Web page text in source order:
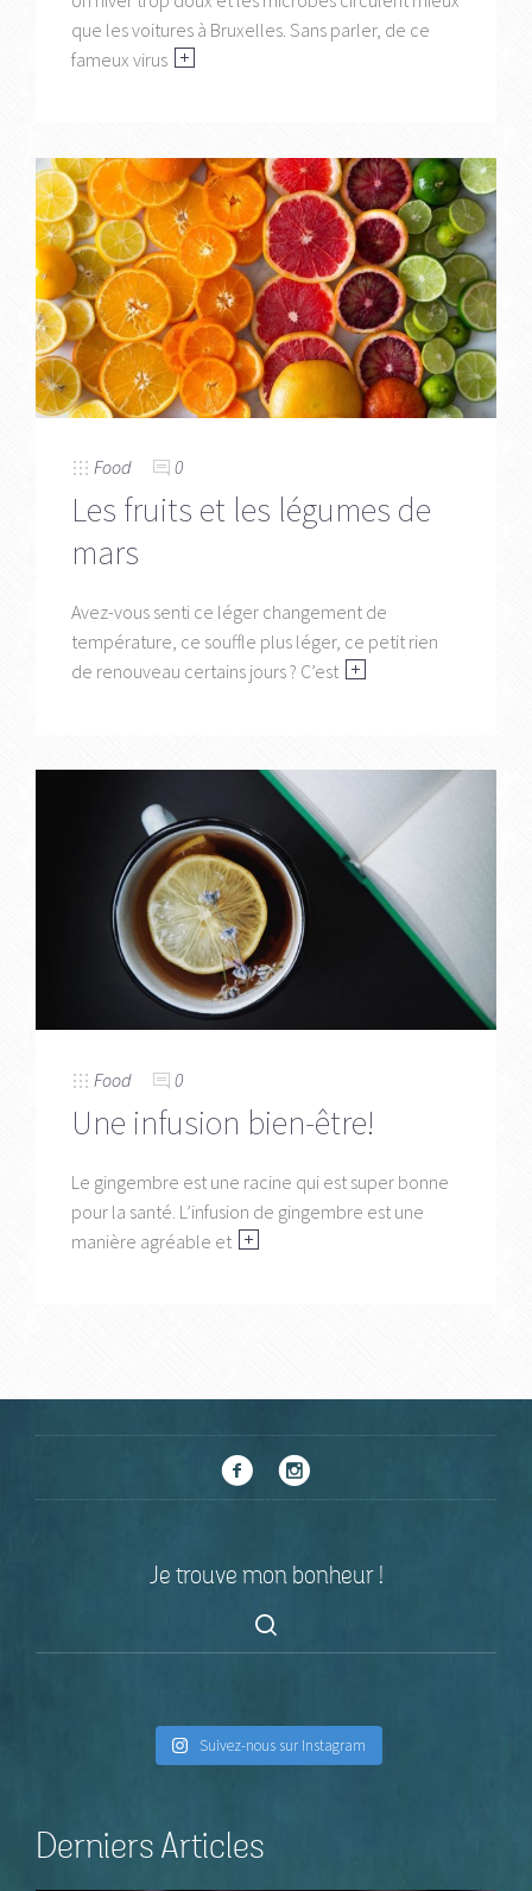
que les voitures à Bruxelles. Sans parler, de ce
fameux virus
Food 0
Les fruits et les légumes de
mars
Avez-vous senti ce léger changement de
température, ce souffle plus léger, ce petit rien
de renouveau certains jours ? C’est
Food 0
Une infusion bien-être!
Le gingembre est une racine qui est super bonne
pour la santé. L’infusion de gingembre est une
manière agréable et
Je trouve mon bonheur !
Suivez-nous sur Instagram
Derniers Articles